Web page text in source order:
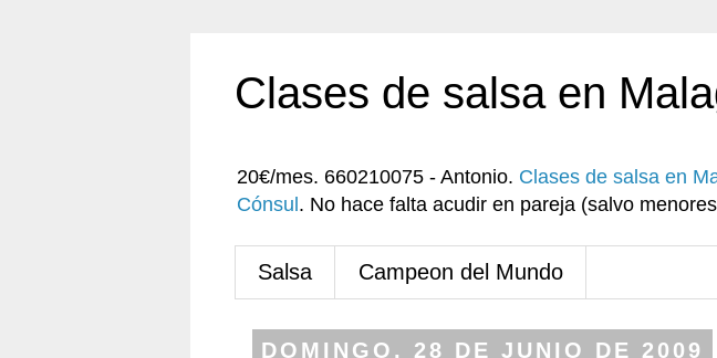
Clases de salsa en
20€/mes. 660210075 - Antonio. Clases de salsa en
Cónsul . No hace falta acudir en pareja (salvo
Salsa Campeon del Mundo
DOMINGO, 28 DE JUNIO DE 2009